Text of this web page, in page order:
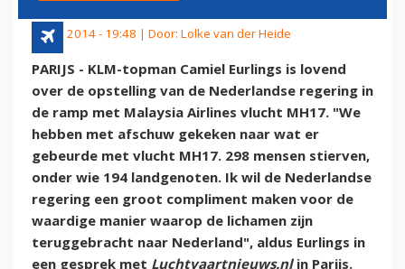
25 juli 2014 - 19:48 | Door: Lolke van der Heide
PARIJS - KLM-topman Camiel Eurlings is lovend
over de opstelling van de Nederlandse regering in
de ramp met Malaysia Airlines vlucht MH17. "We
hebben met afschuw gekeken naar wat er
gebeurde met vlucht MH17. 298 mensen stierven,
onder wie 194 landgenoten. Ik wil de Nederlandse
regering een groot compliment maken voor de
waardige manier waarop de lichamen zijn
teruggebracht naar Nederland", aldus Eurlings in
een gesprek met Luchtvaartnieuws.nlin Parijs.